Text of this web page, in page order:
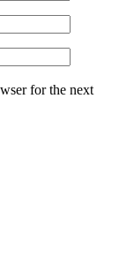
for the next